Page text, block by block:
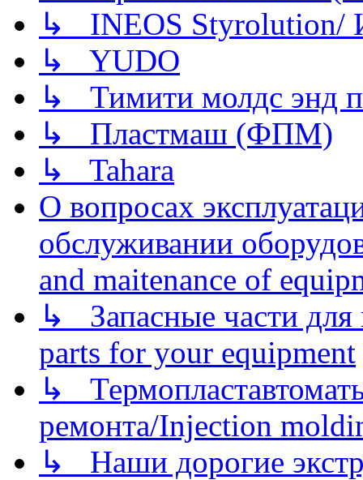
↳ INEOS
↳ YUDO
↳ Тимити молдс энд
↳ Пластмаш (ФПМ)
↳ Tahara
О вопросах
обслуживании
and maitenance of
↳ Запасные части для
parts for your equipment
↳
ремонта/Injection
↳ Наши дорогие